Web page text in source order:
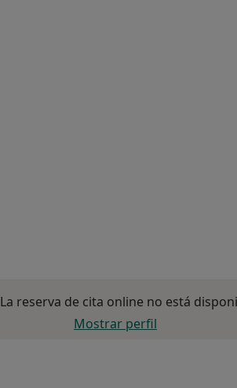
La reserva de cita online no está
Mostrar perfil